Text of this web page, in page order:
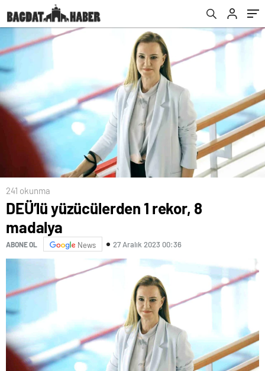
241 okunma
DEÜ’lü yüzücülerden 1 rekor, 8
madalya
ABONE OL News 27 Aralık 2023 00:36